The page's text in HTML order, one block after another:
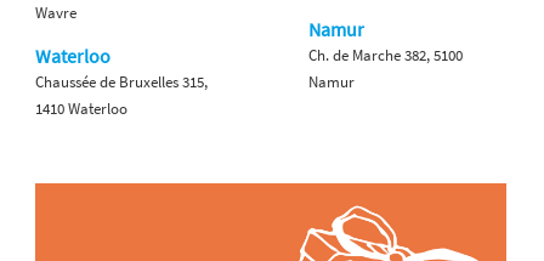
Wavre
Waterloo
Chaussée de Bruxelles 315,
1410 Waterloo
Namur
Ch. de Marche 382, 5100
Namur